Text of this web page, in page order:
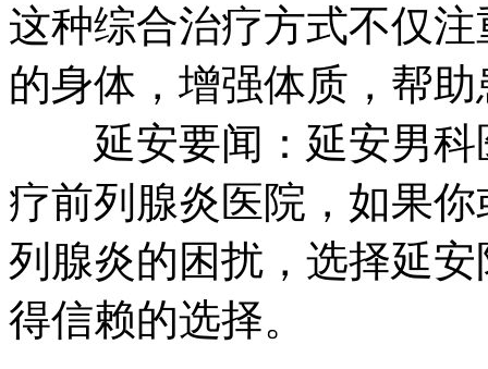
这种综合治疗方式不仅
的身体，增强体质，帮
延安要闻：延安男科
疗前列腺炎医院，如果
列腺炎的困扰，选择延
得信赖的选择。